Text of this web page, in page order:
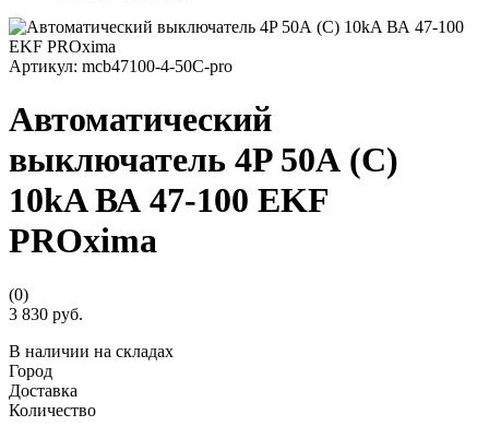
Артикул: mcb47100-4-50C-pro
Автоматический
выключатель 4P 50А (C)
10kA ВА 47-100 EKF
PROxima
(0)
3 830 руб.
В наличии на складах
Город
Доставка
Количество